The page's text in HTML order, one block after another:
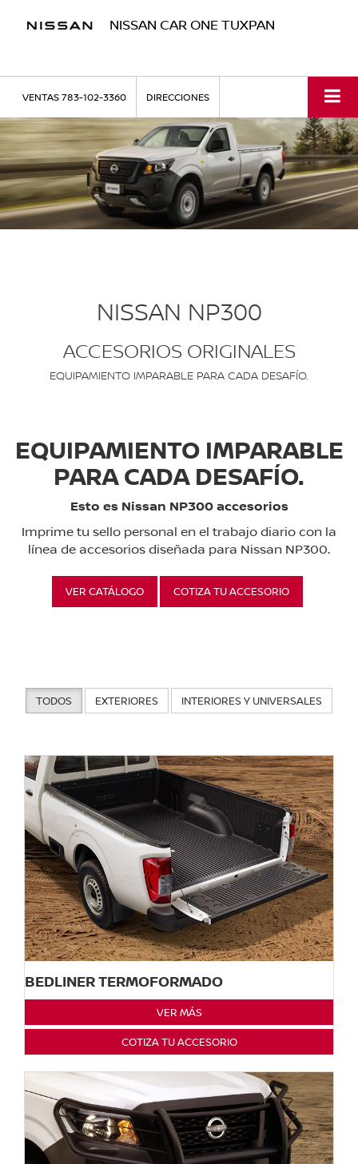
NISSAN CAR ONE TUXPAN
VENTAS783-102-3360 DIRECCIONES
NISSAN NP300
ACCESORIOS ORIGINALES
EQUIPAMIENTO IMPARABLE PARA CADA DESAFÍO.
EQUIPAMIENTO IMPARABLE
PARA CADA DESAFÍO.
Esto es Nissan NP300 accesorios
Imprime tu sello personal en el trabajo diario con la
línea de accesorios diseñada para Nissan NP300.
VER CATÁLOGO COTIZA TU ACCESORIO
TODOS EXTERIORES INTERIORES Y UNIVERSALES
BEDLINER TERMOFORMADO
VER MÁS
COTIZA TU ACCESORIO